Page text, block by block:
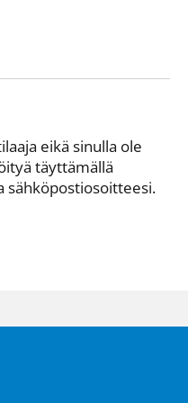
eikä sinulla ole
täyttämällä
sähkö­posti­osoitteesi.